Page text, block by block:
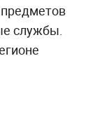
службы.